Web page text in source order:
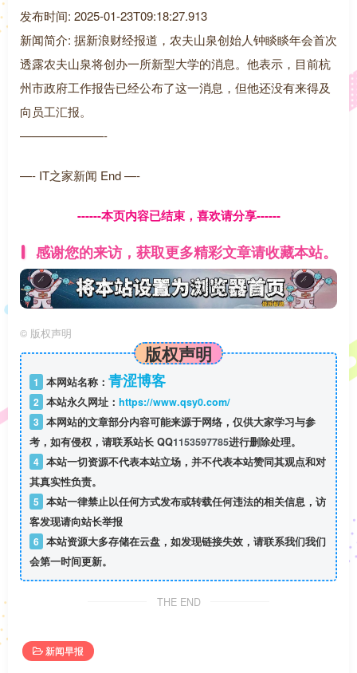
发布时间: 2025-01-23T09:18:27.913
新闻简介: 据新浪财经报道，农夫山泉创始人钟睒睒年会首次
透露农夫山泉将创办一所新型大学的消息。他表示，目前杭
州市政府工作报告已经公布了这一消息，但他还没有来得及
向员工汇报。
———————-
—- IT之家新闻 End —-
------本页内容已结束，喜欢请分享------
感谢您的来访，获取更多精彩文章请收藏本站。
© 版权声明
版权声明
1 本网站名称： 青涩博客
2 本站永久网址： https://www.qsy0.com/
3 本网站的文章部分内容可能来源于网络，仅供大家学习与参
考，如有侵权，请联系站长 QQ1153597785进行删除处理。
4 本站一切资源不代表本站立场，并不代表本站赞同其观点和对
其真实性负责。
5 本站一律禁止以任何方式发布或转载任何违法的相关信息，访
客发现请向站长举报
6 本站资源大多存储在云盘，如发现链接失效，请联系我们我们
会第一时间更新。
THE END
新闻早报